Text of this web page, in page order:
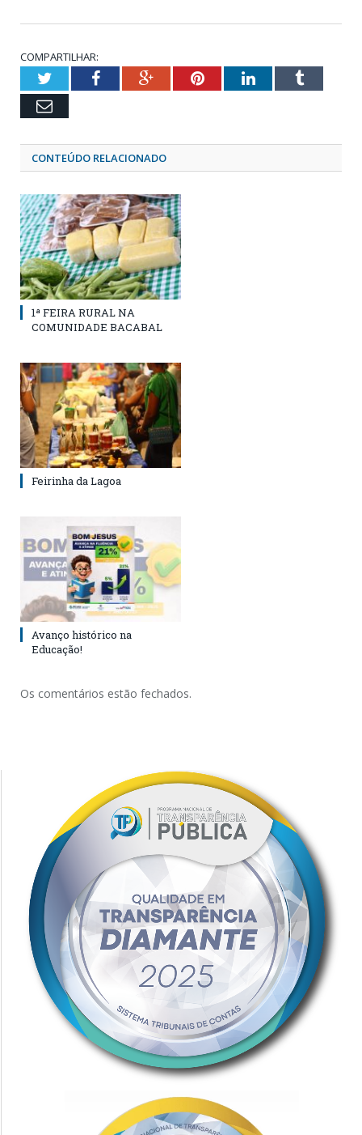
COMPARTILHAR:
TwitterFacebookGoogle+PinterestLinkedInTumblr
Email
CONTEÚDO RELACIONADO
1ª FEIRA RURAL NA
COMUNIDADE BACABAL
Feirinha da Lagoa
Avanço histórico na
Educação!
Os comentários estão fechados.